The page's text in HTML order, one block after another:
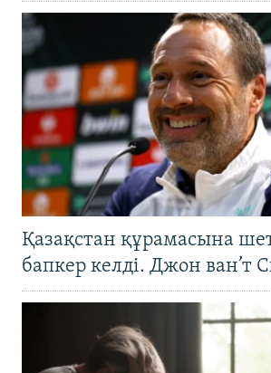
Қазақстан құрамасына
бапкер келді. Джон ван’т